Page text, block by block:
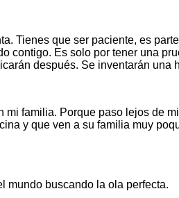
Tienes que ser paciente, es
contigo. Es solo por tener una
después. Se inventarán una
familia. Porque paso lejos de
y que ven a su familia muy
mundo buscando la ola perfecta.